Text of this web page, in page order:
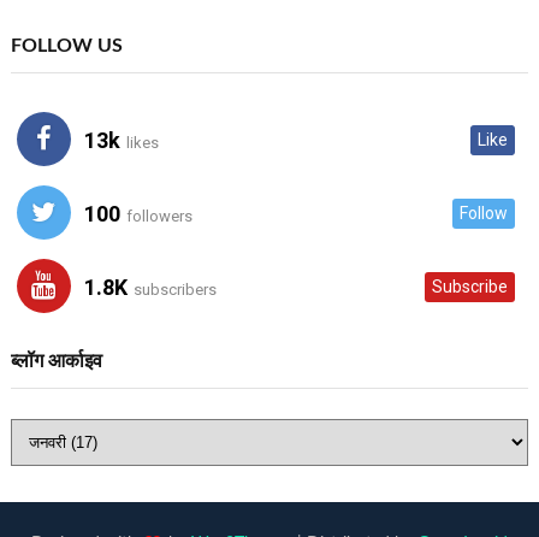
FOLLOW US
13k likes Like
100 followers Follow
1.8K subscribers Subscribe
ब्लॉग आर्काइव